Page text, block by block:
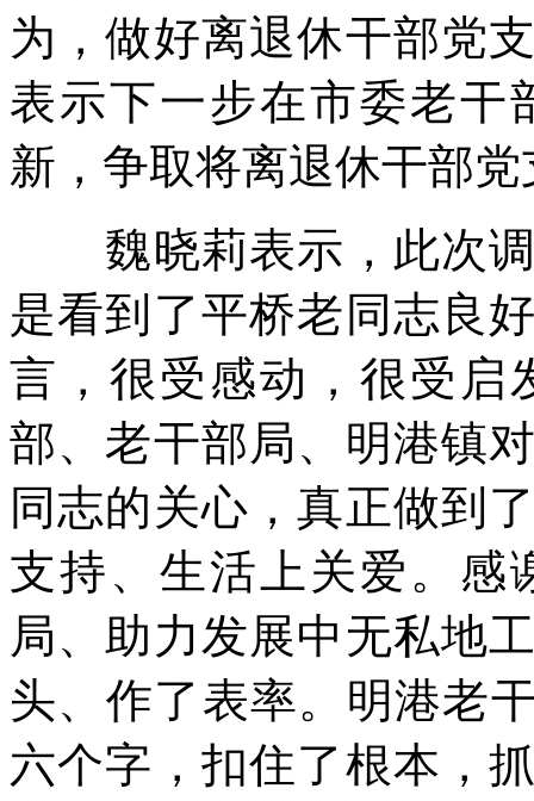
为，做好离退休干部党
表示下一步在市委老干
新，争取将离退休干部
魏晓莉表示，此次调
是看到了平桥老同志良
言，很受感动，很受启
部、老干部局、明港镇
同志的关心，真正做到
支持、生活上关爱。感
局、助力发展中无私地
头、作了表率。明港老
六个字，扣住了根本，